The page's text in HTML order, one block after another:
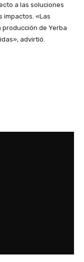
a las soluciones
impactos. «Las
producción de Yerba
advirtió.